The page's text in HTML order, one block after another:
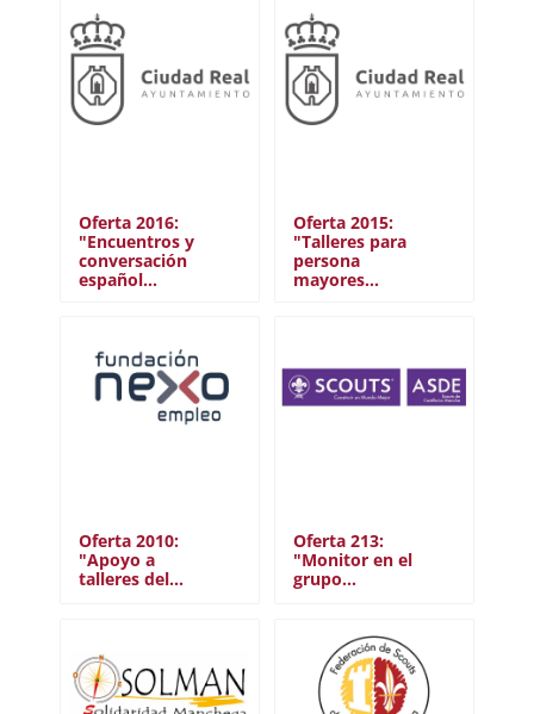
Oferta 2016:
"Encuentros y
conversación
español…
Oferta 2015:
"Talleres para
persona
mayores…
Oferta 2010:
"Apoyo a
talleres del…
Oferta 213:
"Monitor en el
grupo…